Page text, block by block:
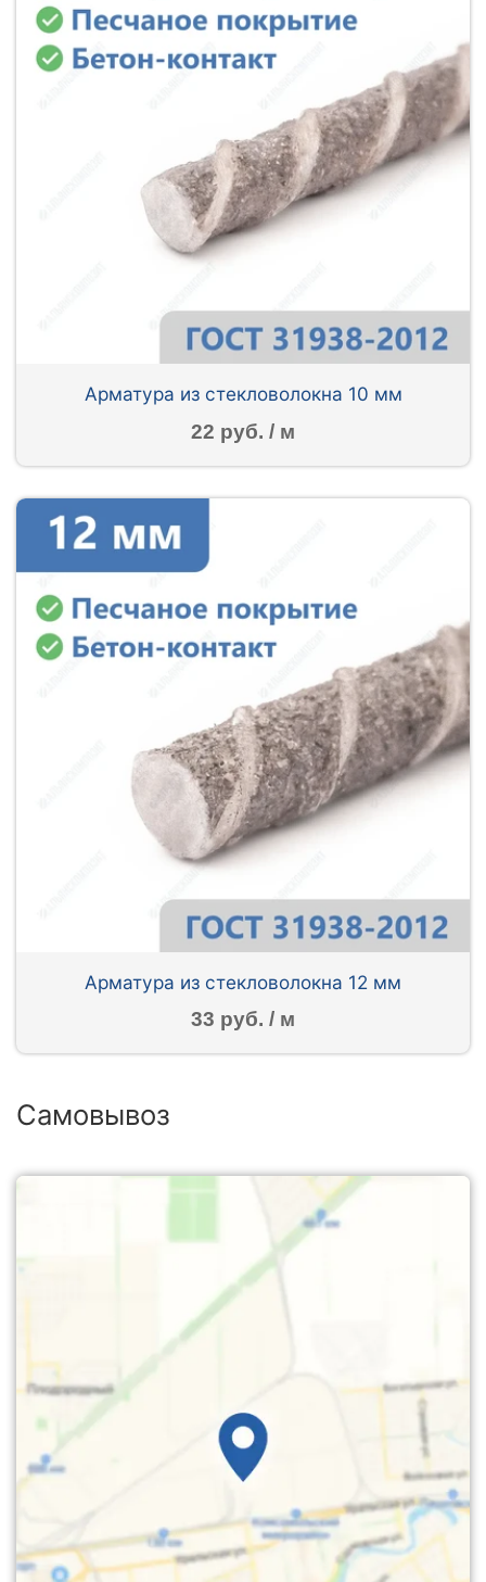
Арматура из стекловолокна 10 мм
22 руб. / м
Арматура из стекловолокна 12 мм
33 руб. / м
Самовывоз